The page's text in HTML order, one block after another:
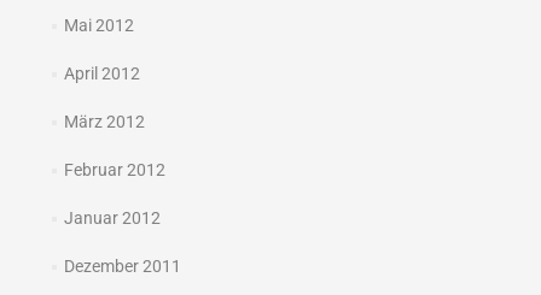
Mai 2012
April 2012
März 2012
Februar 2012
Januar 2012
Dezember 2011